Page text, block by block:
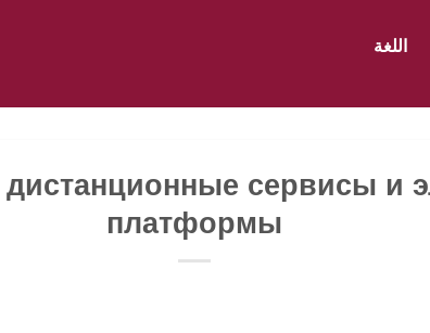
اللغة
дистанционные сервисы и
платформы